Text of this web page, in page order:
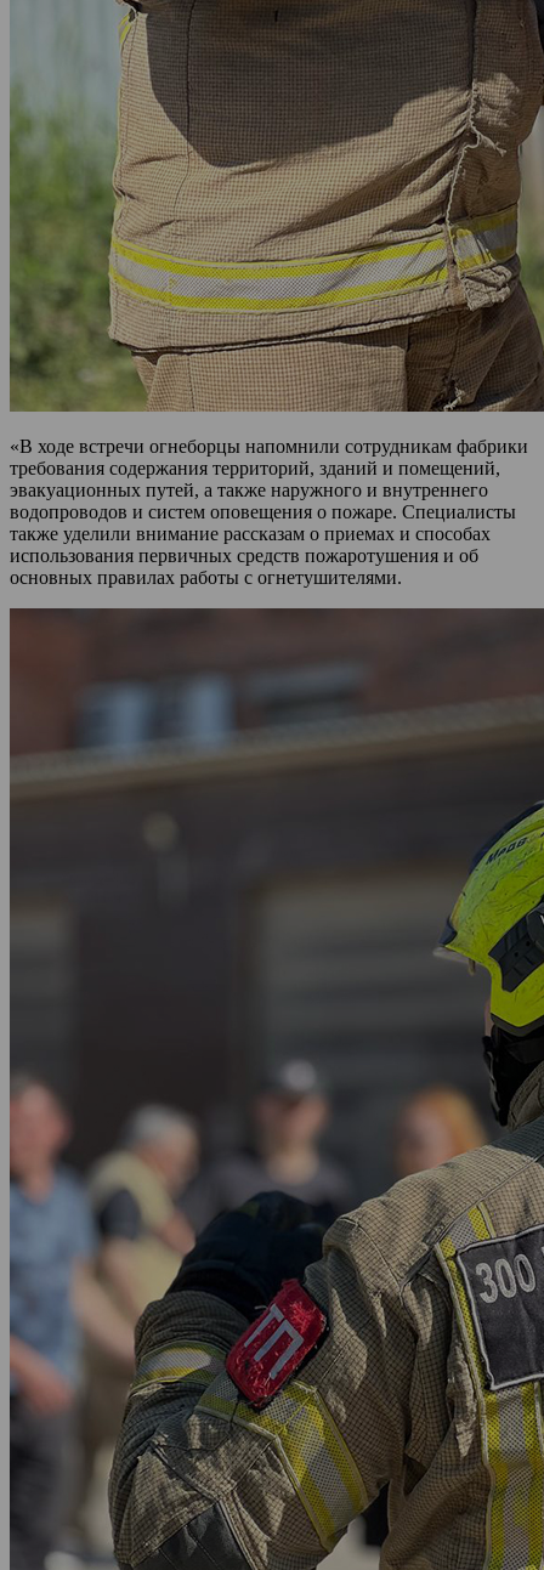
«В ходе встречи огнеборцы напомнили сотрудникам фабрики
требования содержания территорий, зданий и помещений,
эвакуационных путей, а также наружного и внутреннего
водопроводов и систем оповещения о пожаре. Специалисты
также уделили внимание рассказам о приемах и способах
использования первичных средств пожаротушения и об
основных правилах работы с огнетушителями.